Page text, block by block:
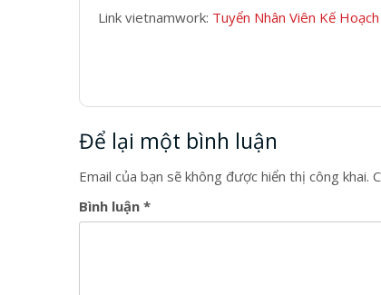
Link vietnamwork: Tuyển Nhân Viên Kế
Để lại một bình luận
Email của bạn sẽ không được hiển thị công khai.
Bình luận *